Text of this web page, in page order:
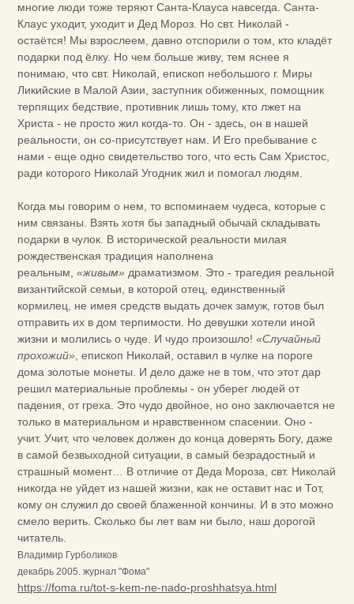
многие люди тоже теряют Санта-Клауса навсегда. Санта-
Клаус уходит, уходит и Дед Мороз. Но свт. Николай -
остаётся! Мы взрослеем, давно отспорили о том, кто кладёт
подарки под ёлку. Но чем больше живу, тем яснее я
понимаю, что свт. Николай, епископ небольшого г. Миры
Ликийские в Малой Азии, заступник обиженных, помощник
терпящих бедствие, противник лишь тому, кто лжет на
Христа - не просто жил когда-то. Он - здесь, он в нашей
реальности, он со-присутствует нам. И Его пребывание с
нами - еще одно свидетельство того, что есть Сам Христос,
ради которого Николай Угодник жил и помогал людям.
Когда мы говорим о нем, то вспоминаем чудеса, которые с
ним связаны. Взять хотя бы западный обычай складывать
подарки в чулок. В исторической реальности милая
рождественская традиция наполнена
реальным, «живым» драматизмом. Это - трагедия реальной
византийской семьи, в которой отец, единственный
кормилец, не имея средств выдать дочек замуж, готов был
отправить их в дом терпимости. Но девушки хотели иной
жизни и молились о чуде. И чудо произошло! «Случайный
прохожий» , епископ Николай, оставил в чулке на пороге
дома золотые монеты. И дело даже не в том, что этот дар
решил материальные проблемы - он уберег людей от
падения, от греха. Это чудо двойное, но оно заключается не
только в материальном и нравственном спасении. Оно -
учит. Учит, что человек должен до конца доверять Богу, даже
в самой безвыходной ситуации, в самый безрадостный и
страшный момент… В отличие от Деда Мороза, свт. Николай
никогда не уйдет из нашей жизни, как не оставит нас и Тот,
кому он служил до своей блаженной кончины. И в это можно
смело верить. Сколько бы лет вам ни было, наш дорогой
читатель.
Владимир Гурболиков
декабрь 2005. журнал "Фома"
https://foma.ru/tot-s-kem-ne-nado-proshhatsya.html